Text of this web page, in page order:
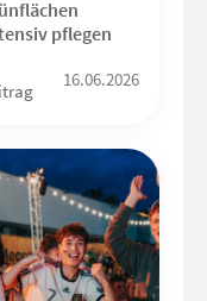
pflegen
16.06.2026